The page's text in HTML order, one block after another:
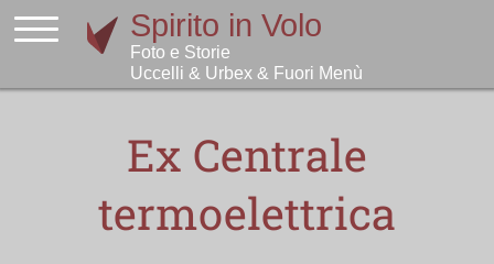
Ex Centrale
termoelettrica